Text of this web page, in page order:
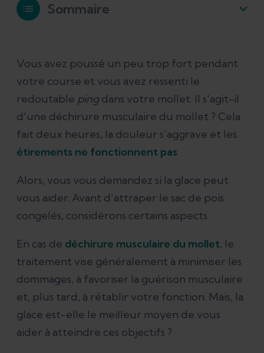
Sommaire
Cicatrisation des muscles
Appliquer correctement la glace
Types d’application de la glace
Application de glace en phase aiguë
Références
Vous avez poussé un peu trop fort pendant
votre course et vous avez ressenti le
redoutable pingdans votre mollet. Il s'agit-il
d'une déchirure musculaire du mollet ? Cela
fait deux heures, la douleur s’aggrave et les
étirements ne fonctionnent pas.
Alors, vous vous demandez si la glace peut
vous aider. Avant d’attraper le sac de pois
congelés, considérons certains aspects.
En cas de déchirure musculaire du mollet, le
traitement vise généralement à minimiser les
dommages, à favoriser la guérison musculaire
et, plus tard, à rétablir votre fonction. Mais, la
glace est-elle le meilleur moyen de vous
aider à atteindre ces objectifs ?